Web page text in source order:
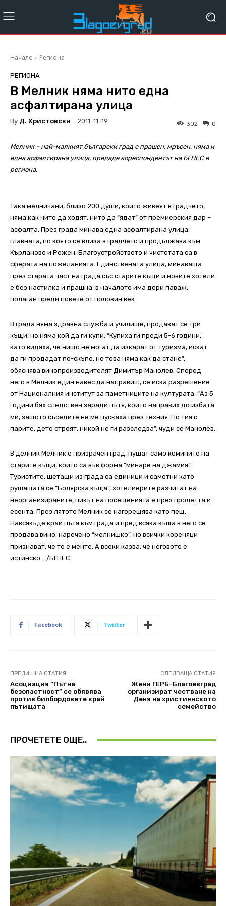
Начало Региона
РЕГИОНА
В Мелник няма нито една
асфалтирана улица
By Д. Христовски 2011-11-19 0
302
Мелник – най-малкият български град е прашен, мръсен, няма и
една асфалтирана улица, предаде кореспондентът на БГНЕС в
региона.
Така мелничани, близо 200 души, които живеят в градчето,
няма как нито да ходят, нито да “ядат” от премиерския дар –
асфалта. През града минава една асфалтирана улица,
главната, по която се влиза в градчето и продължава към
Кърланово и Рожен. Благоустройството и чистотата са в
сферата на пожеланията. Единствената улица, минаваща
през старата част на града със старите къщи и новите хотели
е без настилка и прашна, в началото има дори паваж,
полаган преди повече от половин век.
В града няма здравна служба и училище, продават се три
къщи, но няма кой да ги купи. “Купиха ги преди 5-6 години,
като видяха, че нищо не могат да изкарат от туризма, искат
да ги продадат по-скъпо, но това няма как да стане”,
обяснява винопроизводителят Димитър Манолев. Според
него в Мелник един навес да направиш, се иска разрешение
от Националния институт за паметниците на културата. “Аз 5
години бях следствен заради пътя, който направих до избата
ми, защото съседите не ме пускаха през техния. Но тия с
парите, дето строят, никой не ги разследва”, чуди се Манолев.
В делник Мелник е призрачен град, пушат само комините на
старите къщи, които са във форма “минаре на джамия”.
Туристите, шетащи из града са единици и самотни като
рушащата се “Болярска къща”, хотелиерите разчитат на
неорганизираните, пикът на посещенията е през пролетта и
есента. През лятото Мелник се нагорещява като пещ.
Навсякъде край пътя към града и пред всяка къща в него се
продава вино, наречено “мелнишко”, но всички кореняци
признават, че то е менте. А всеки казва, че неговото е
истинско… /БГНЕС
Facebook Twitter
ПРЕДИШНА СТАТИЯ
Асоциация “Пътна
безопастност” се обявява
против билбордовете край
пътищата
СЛЕДВАЩА СТАТИЯ
Жени ГЕРБ-Благоевград
организират честване на
Деня на християнското
семейство
ПРОЧЕТЕТЕ ОЩЕ..